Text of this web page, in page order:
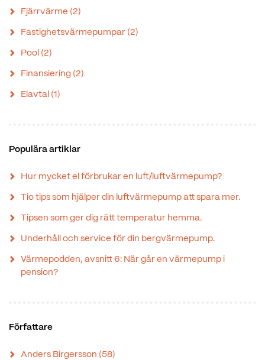
Fjärrvärme (2)
Fastighetsvärmepumpar (2)
Pool (2)
Finansiering (2)
Elavtal (1)
Populära artiklar
Hur mycket el förbrukar en luft/luftvärmepump?
Tio tips som hjälper din luftvärmepump att spara mer.
Tipsen som ger dig rätt temperatur hemma.
Underhåll och service för din bergvärmepump.
Värmepodden, avsnitt 6: När går en värmepump i
pension?
Författare
Anders Birgersson (58)